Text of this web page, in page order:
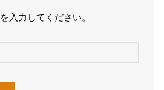
入力してください。